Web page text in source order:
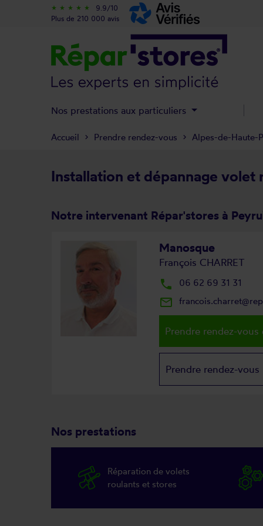
Installation et dépannage volet
Notre intervenant Répar'stores à
Manosque
François CHARRET
local_phone 06 62 69 31 31
mail_outline
Prendre rendez-vous
Prendre rendez-vous
Nos prestations
Réparation de volets
roulants et stores
Accueil Prendre rendez-vous Alpes-de-Haute-
star_rate star_rate star_rate star_rate star_rate
9.9/10
Plus de 210 000 avis
Nos prestations aux particuliers